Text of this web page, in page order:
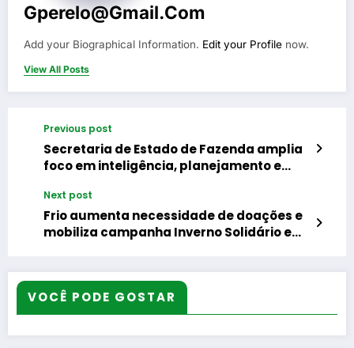
Gperelo@gmail.com
Add your Biographical Information. Edit your Profile now.
View All Posts
Previous post
Secretaria de Estado de Fazenda amplia
foco em inteligência, planejamento e
Next post
Frio aumenta necessidade de doações e
mobiliza campanha Inverno Solidário em
VOCÊ PODE GOSTAR